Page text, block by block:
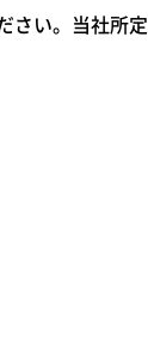
い。当社所